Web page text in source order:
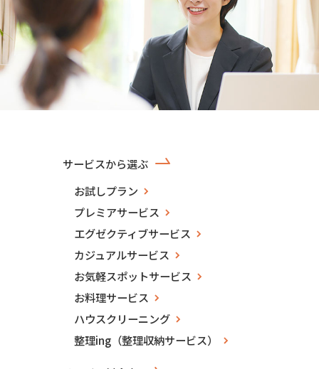
サービスから選ぶ
お試しプラン
プレミアサービス
エグゼクティブサービス
カジュアルサービス
お気軽スポットサービス
お料理サービス
ハウスクリーニング
整理ing（整理収納サービス）